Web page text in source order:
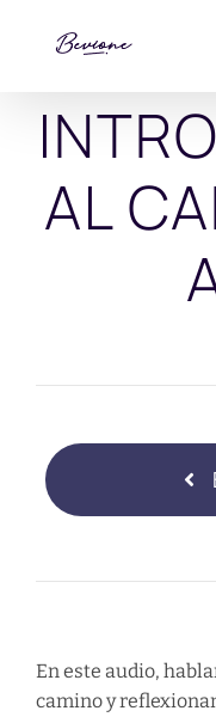
AL
En este audio,
camino y